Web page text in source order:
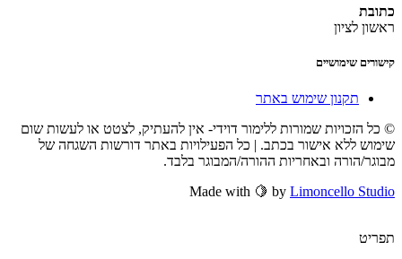
כתובת
ראשון לציון
קישורים שימושיים
תקנון שימוש באתר
© כל הזכויות שמורות ללימור דוידי- אין להעתיק, לצטט או לעשות שום
שימוש ללא אישור בכתב. | כל הפעילויות באתר דורשות השגחה של
מבוגר/הורה ובאחריות ההורה/המבוגר בלבד.
Made with 🍋 by Limoncello Studio
תפריט